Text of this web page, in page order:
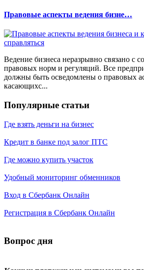
Правовые аспекты ведения бизне…
Ведение бизнеса неразрывно связано с
правовых норм и регуляций. Все
должны быть осведомлены о правовых
касающихс...
Популярные статьи
Где взять деньги на бизнес
Кредит в банке под залог ПТС
Где можно купить участок
Удобный мониторинг обменников
Вход в Сбербанк Онлайн
Регистрация в Сбербанк Онлайн
Вопрос дня